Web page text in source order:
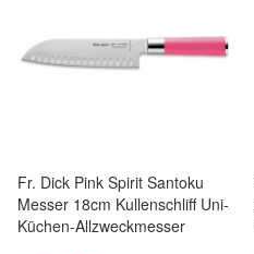
Fr. Dick Pink Spirit Santoku
Messer 18cm Kullenschliff Uni-
Küchen-Allzweckmesser